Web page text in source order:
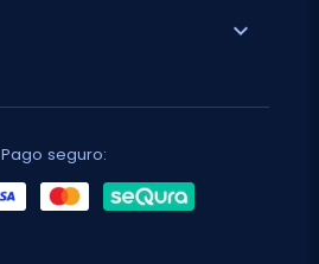
expand_more
Pago seguro: